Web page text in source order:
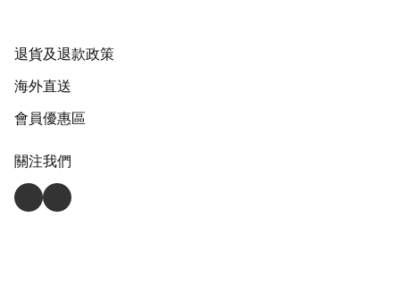
退貨及退款政策
海外直送
會員優惠區
關注我們